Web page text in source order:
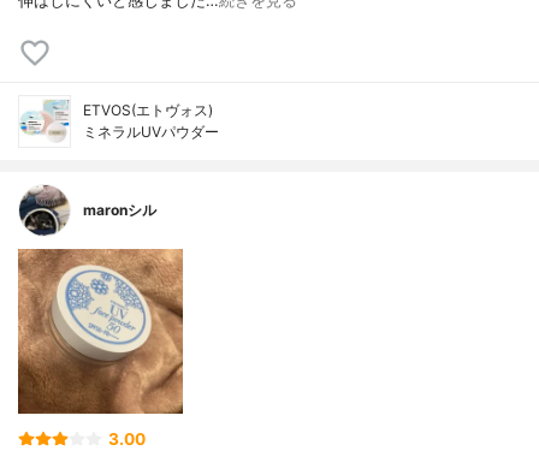
ETVOS(エトヴォス)
ミネラルUVパウダー
maronシル
3.00